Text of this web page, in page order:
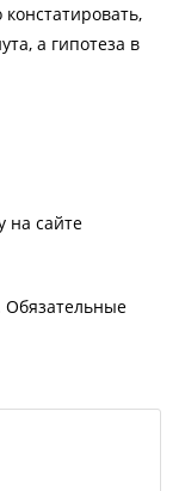
а гипотеза в
на сайте
Обязательные